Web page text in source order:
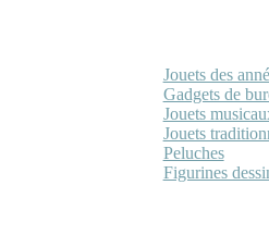
Jouets des
Gadgets de
Jouets
Jouets
Peluches
Figurines